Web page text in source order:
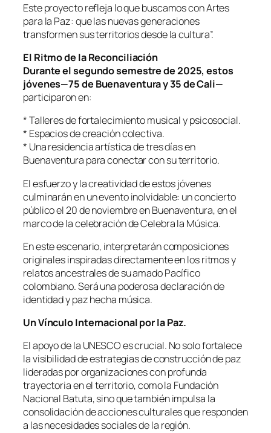
Este proyecto refleja lo que buscamos con Artes
para la Paz: que las nuevas generaciones
transformen sus territorios desde la cultura”.
El Ritmo de la Reconciliación
Durante el segundo semestre de 2025, estos
jóvenes—75 de Buenaventura y 35 de Cali—
participaron en:
* Talleres de fortalecimiento musical y psicosocial.
* Espacios de creación colectiva.
* Una residencia artística de tres días en
Buenaventura para conectar con su territorio.
El esfuerzo y la creatividad de estos jóvenes
culminarán en un evento inolvidable: un concierto
público el 20 de noviembre en Buenaventura, en el
marco de la celebración de Celebra la Música.
En este escenario, interpretarán composiciones
originales inspiradas directamente en los ritmos y
relatos ancestrales de su amado Pacífico
colombiano. Será una poderosa declaración de
identidad y paz hecha música.
Un Vínculo Internacional por la Paz.
El apoyo de la UNESCO es crucial. No solo fortalece
la visibilidad de estrategias de construcción de paz
lideradas por organizaciones con profunda
trayectoria en el territorio, como la Fundación
Nacional Batuta, sino que también impulsa la
consolidación de acciones culturales que responden
a las necesidades sociales de la región.